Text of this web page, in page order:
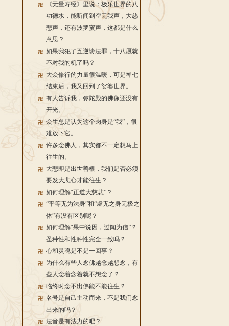
《无量寿经》里说：极乐世界的八
功德水，能听闻到空无我声，大慈
悲声，还有波罗蜜声，这都是什么
意思？
如果我犯了五逆谤法罪，十八愿就
不对我的机了吗？
大众修行的力量很温暖，可是禅七
结束后，我又回到了娑婆世界。
有人告诉我，弥陀殿的佛像还没有
开光。
众生总是认为这个肉身是“我”，很
难放下它。
许多念佛人，其实都不一定想马上
往生的。
大悲即是出世善根，我们是否必须
要发大悲心才能往生？
如何理解“正道大慈悲”？
“平等无为法身”和“虚无之身无极之
体”有没有区别呢？
如何理解“果中说因，过闻为信”？
圣种性和性种性完全一致吗？
心和灵魂是不是一回事？
为什么有些人念佛越念越想念，有
些人念着念着就不想念了？
临终时念不出佛能不能往生？
名号是自己主动而来，不是我们念
出来的吗？
法音是有法力的吧？